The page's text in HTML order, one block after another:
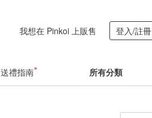
我想在 Pinkoi 上販售 登入/註冊
送禮指南 所有分類